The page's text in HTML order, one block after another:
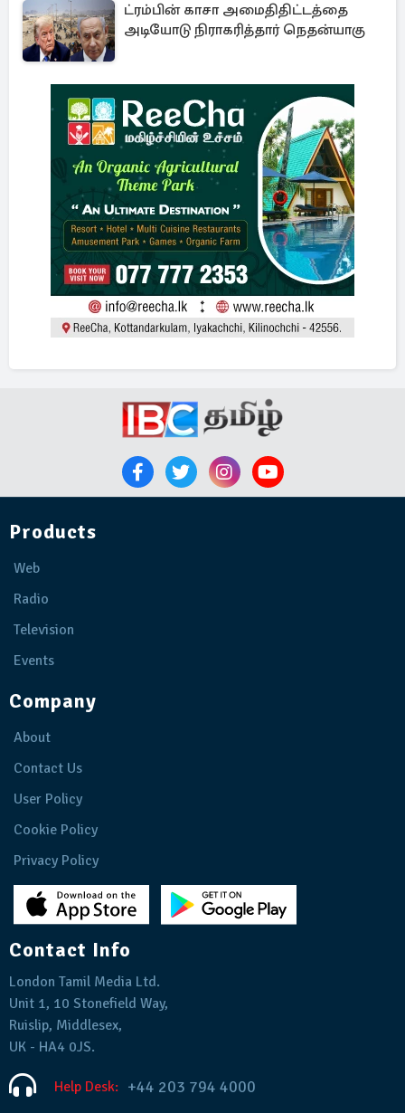
ட்ரம்பின் காசா அமைதிதிட்டத்தை
அடியோடு நிராகரித்தார் நெதன்யாகு
Products
Web
Radio
Television
Events
Company
About
Contact Us
User Policy
Cookie Policy
Privacy Policy
Contact Info
London Tamil Media Ltd.
Unit 1, 10 Stonefield Way,
Ruislip, Middlesex,
UK - HA4 0JS.
Help Desk: +44 203 794 4000